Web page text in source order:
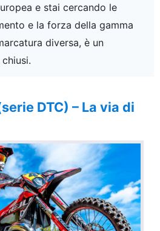
e stai cercando le
e la forza della gamma
diversa, è un
DTC) – La via di